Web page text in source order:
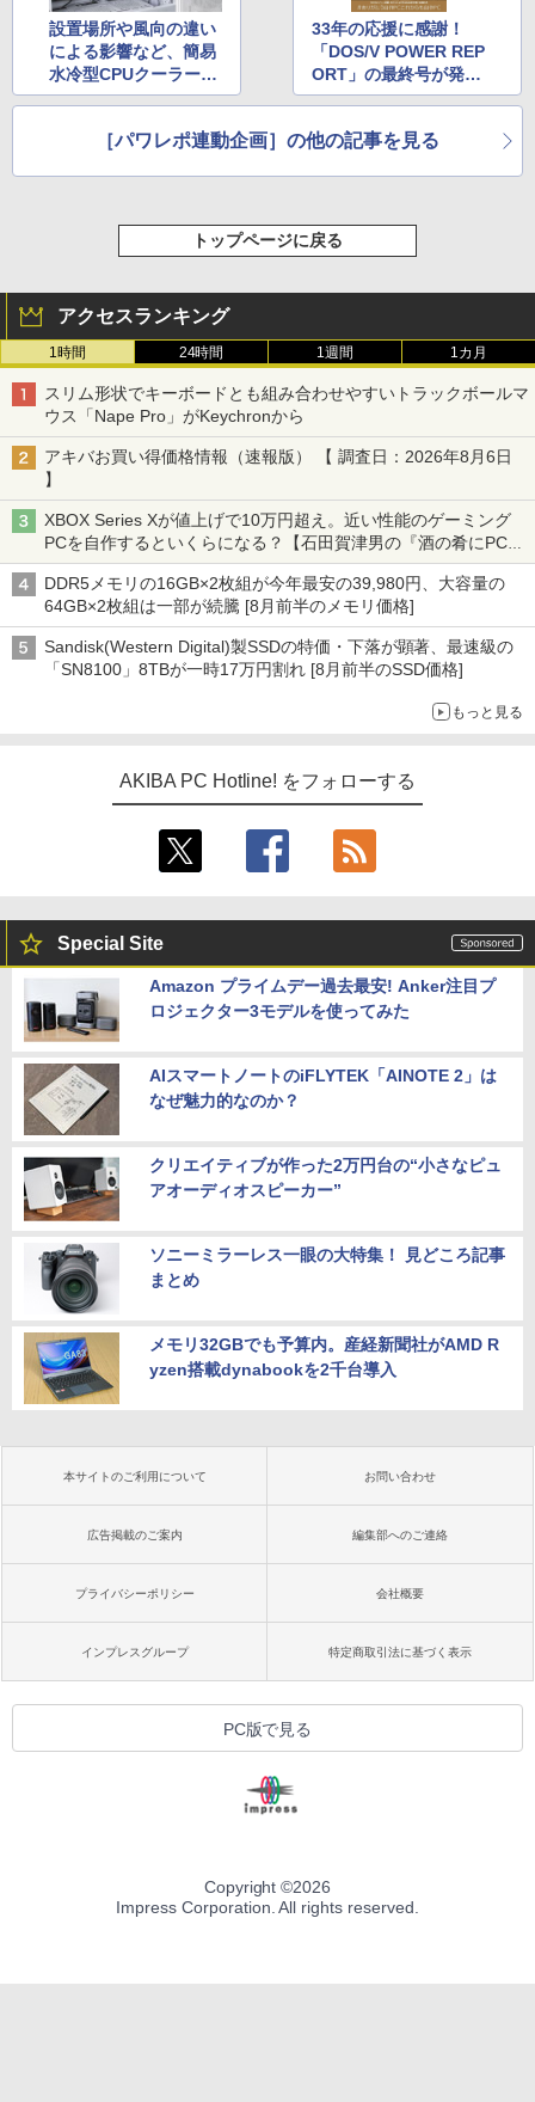
設置場所や風向の違い
による影響など、簡易
水冷型CPUクーラーの
『正しい使い方』と
ギは冷却にあり！冷却
33年の応援に感謝！
「DOS/V POWER REP
ORT」の最終号が発
売！総力特集「新旧パ
コメンド製品をドドン
［パワレポ連動企画］の他の記事を見る
トップページに戻る
アクセスランキング
1時間 24時間 1週間 1カ月
スリム形状でキーボードとも組み合わせやすいトラックボールマ
ウス「Nape Pro」がKeychronから
アキバお買い得価格情報（速報版） 【 調査日：2026年8月6日
】
XBOX Series Xが値上げで10万円超え。近い性能のゲーミング
PCを自作するといくらになる？【石田賀津男の『酒の肴にPCゲ
ーム』】
DDR5メモリの16GB×2枚組が今年最安の39,980円、大容量の
64GB×2枚組は一部が続騰 [8月前半のメモリ価格]
Sandisk(Western Digital)製SSDの特価・下落が顕著、最速級の
「SN8100」8TBが一時17万円割れ [8月前半のSSD価格]
もっと見る
AKIBA PC Hotline! をフォローする
Special Site
Amazon プライムデー過去最安! Anker注目プ
ロジェクター3モデルを使ってみた
AIスマートノートのiFLYTEK「AINOTE 2」は
なぜ魅力的なのか？
クリエイティブが作った2万円台の“小さなピュ
アオーディオスピーカー”
ソニーミラーレス一眼の大特集！ 見どころ記事
まとめ
メモリ32GBでも予算内。産経新聞社がAMD R
yzen搭載dynabookを2千台導入
本サイトのご利用について お問い合わせ
広告掲載のご案内 編集部へのご連絡
プライバシーポリシー 会社概要
インプレスグループ 特定商取引法に基づく表示
PC版で見る
Copyright ©2026
Impress Corporation. All rights reserved.